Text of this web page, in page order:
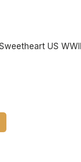
US WWII